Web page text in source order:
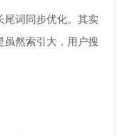
尾词同步优化。其实
虽然索引大，用户搜